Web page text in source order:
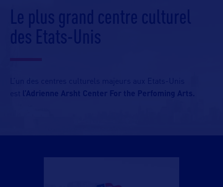
Le plus grand centre culturel
des Etats-Unis
L’un des centres culturels majeurs aux Etats-Unis
est
l’Adrienne Arsht Center For the Perfoming Arts.